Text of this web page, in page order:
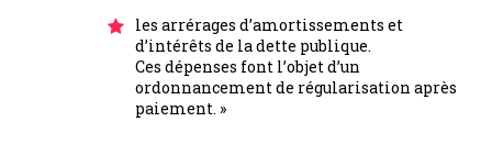
les arrérages d’amortissements et
d’intérêts de la dette publique.
Ces dépenses font l’objet d’un
ordonnancement de régularisation après
paiement. »